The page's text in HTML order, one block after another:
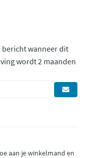
bericht wanneer dit
wordt 2 maanden
aan je winkelmand en